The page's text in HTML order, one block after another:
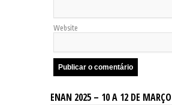
Website
ENAN 2025 – 10 A 12 DE MARÇO